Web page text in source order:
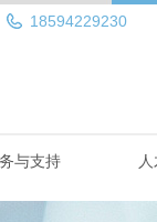
18594229230
与支持